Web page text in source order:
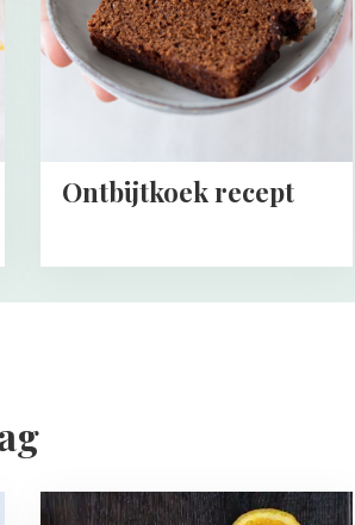
Ontbijtkoek recept